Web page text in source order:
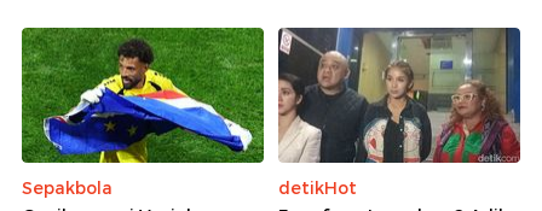
Sepakbola
detikHot